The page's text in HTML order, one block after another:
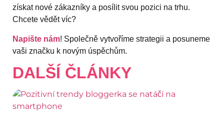
získat nové zákazníky a posílit svou pozici na trhu.
Chcete vědět víc?
Napište nám! Společně vytvoříme strategii a posuneme
vaši značku k novým úspěchům.
DALŠÍ ČLÁNKY